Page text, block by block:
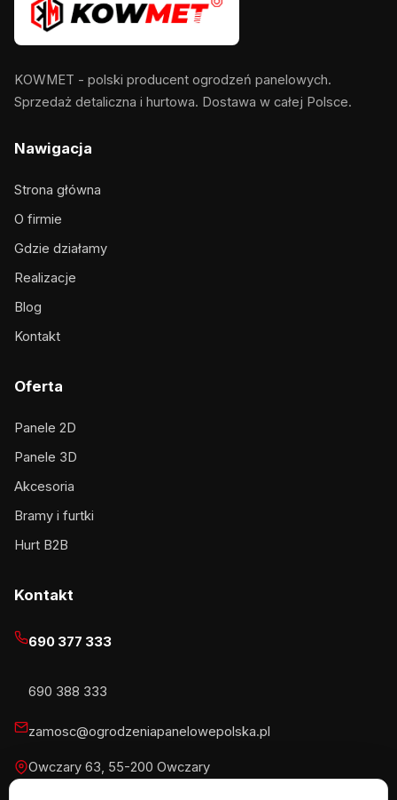
KOWMET - polski producent ogrodzeń panelowych.
Sprzedaż detaliczna i hurtowa. Dostawa w całej Polsce.
Nawigacja
Strona główna
O firmie
Gdzie działamy
Realizacje
Blog
Kontakt
Oferta
Panele 2D
Panele 3D
Akcesoria
Bramy i furtki
Hurt B2B
Kontakt
690 377 333
690 388 333
zamosc@ogrodzeniapanelowepolska.pl
Owczary 63, 55-200 Owczary